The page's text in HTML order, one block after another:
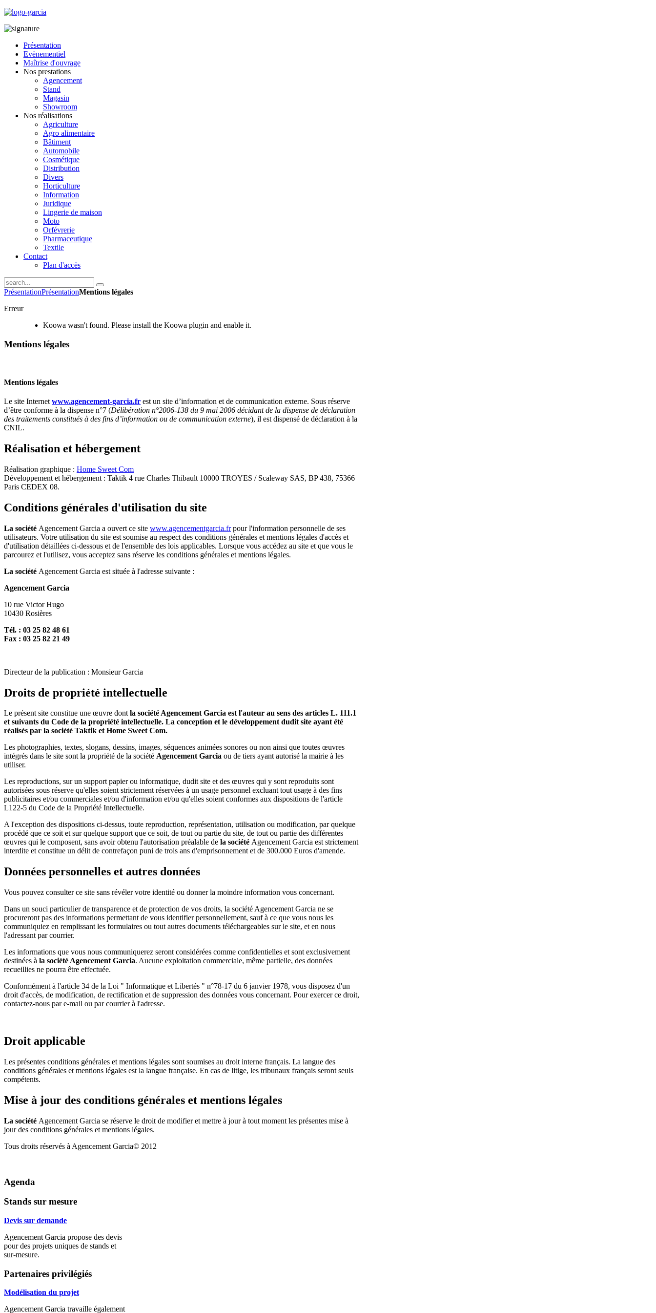
Présentation
Evènementiel
Maîtrise d'ouvrage
Nos prestations
Agencement
Stand
Magasin
Showroom
Nos réalisations
Agriculture
Agro alimentaire
Bâtiment
Automobile
Cosmétique
Distribution
Divers
Horticulture
Information
Juridique
Lingerie de maison
Moto
Orfévrerie
Pharmaceutique
Textile
Contact
Plan d'accès
PrésentationPrésentationMentions légales
Erreur
Koowa wasn't found. Please install the Koowa plugin and enable it.
Mentions légales
Mentions légales
Le site Internet www.agencement-garcia.fr est un site d’information et de communication externe. Sous réserve
d’être conforme à la dispense n°7 (Délibération n°2006-138 du 9 mai 2006 décidant de la dispense de déclaration
des traitements constitués à des fins d’information ou de communication externe), il est dispensé de déclaration à la
CNIL.
Réalisation et hébergement
Réalisation graphique : Home Sweet Com
Développement et hébergement : Taktik 4 rue Charles Thibault 10000 TROYES / Scaleway SAS, BP 438, 75366
Paris CEDEX 08.
Conditions générales d'utilisation du site
La société Agencement Garcia a ouvert ce site www.agencementgarcia.frpour l'information personnelle de ses
utilisateurs. Votre utilisation du site est soumise au respect des conditions générales et mentions légales d'accès et
d'utilisation détaillées ci-dessous et de l'ensemble des lois applicables. Lorsque vous accédez au site et que vous le
parcourez et l'utilisez, vous acceptez sans réserve les conditions générales et mentions légales.
La société Agencement Garcia est située à l'adresse suivante :
Agencement Garcia
10 rue Victor Hugo
10430 Rosières
Tél. : 03 25 82 48 61
Fax : 03 25 82 21 49
Directeur de la publication : Monsieur Garcia
Droits de propriété intellectuelle
Le présent site constitue une œuvre dontla société Agencement Garcia est l'auteur au sens des articles L. 111.1
et suivants du Code de la propriété intellectuelle. La conception et le développement dudit site ayant été
réalisés par la société Taktik et Home Sweet Com.
Les photographies, textes, slogans, dessins, images, séquences animées sonores ou non ainsi que toutes œuvres
intégrés dans le site sont la propriété de la société Agencement Garcia ou de tiers ayant autorisé la mairie à les
utiliser.
Les reproductions, sur un support papier ou informatique, dudit site et des œuvres qui y sont reproduits sont
autorisées sous réserve qu'elles soient strictement réservées à un usage personnel excluant tout usage à des fins
publicitaires et/ou commerciales et/ou d'information et/ou qu'elles soient conformes aux dispositions de l'article
L122-5 du Code de la Propriété Intellectuelle.
A l'exception des dispositions ci-dessus, toute reproduction, représentation, utilisation ou modification, par quelque
procédé que ce soit et sur quelque support que ce soit, de tout ou partie du site, de tout ou partie des différentes
œuvres qui le composent, sans avoir obtenu l'autorisation préalable de la société Agencement Garcia est strictement
interdite et constitue un délit de contrefaçon puni de trois ans d'emprisonnement et de 300.000 Euros d'amende.
Données personnelles et autres données
Vous pouvez consulter ce site sans révéler votre identité ou donner la moindre information vous concernant.
Dans un souci particulier de transparence et de protection de vos droits, la société Agencement Garcia ne se
procureront pas des informations permettant de vous identifier personnellement, sauf à ce que vous nous les
communiquiez en remplissant les formulaires ou tout autres documents téléchargeables sur le site, et en nous
l'adressant par courrier.
Les informations que vous nous communiquerez seront considérées comme confidentielles et sont exclusivement
destinées à la société Agencement Garcia. Aucune exploitation commerciale, même partielle, des données
recueillies ne pourra être effectuée.
Conformément à l'article 34 de la Loi " Informatique et Libertés " n°78-17 du 6 janvier 1978, vous disposez d'un
droit d'accès, de modification, de rectification et de suppression des données vous concernant. Pour exercer ce droit,
contactez-nous par e-mail ou par courrier à l'adresse.
Droit applicable
Les présentes conditions générales et mentions légales sont soumises au droit interne français. La langue des
conditions générales et mentions légales est la langue française. En cas de litige, les tribunaux français seront seuls
compétents.
Mise à jour des conditions générales et mentions légales
La société Agencement Garcia se réserve le droit de modifier et mettre à jour à tout moment les présentes mise à
jour des conditions générales et mentions légales.
Tous droits réservés à Agencement Garcia© 2012
Agenda
Stands sur mesure
Devis sur demande
Agencement Garcia propose des devis
pour des projets uniques de stands et
sur-mesure.
Partenaires privilégiés
Modélisation du projet
Agencement Garcia travaille également